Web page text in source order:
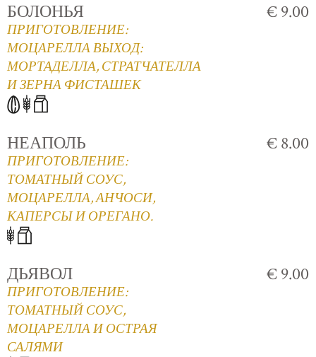
БОЛОНЬЯ
ПРИГОТОВЛЕНИЕ:
МОЦАРЕЛЛА ВЫХОД:
МОРТАДЕЛЛА, СТРАТЧАТЕЛЛА
И ЗЕРНА ФИСТАШЕК
€ 9.00
НЕАПОЛЬ
ПРИГОТОВЛЕНИЕ:
ТОМАТНЫЙ СОУС,
МОЦАРЕЛЛА, АНЧОСИ,
КАПЕРСЫ И ОРЕГАНО.
€ 8.00
ДЬЯВОЛ
ПРИГОТОВЛЕНИЕ:
ТОМАТНЫЙ СОУС,
МОЦАРЕЛЛА И ОСТРАЯ
САЛЯМИ
€ 9.00